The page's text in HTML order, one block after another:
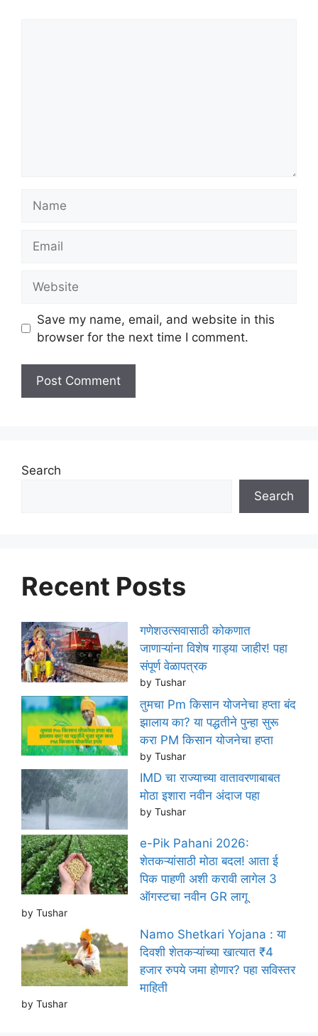
Save my name, email, and website in this
browser for the next time I comment.
Search
Search
Recent Posts
गणेशउत्सवासाठी कोकणात
जाणाऱ्यांना विशेष गाड्या जाहीर! पहा
संपूर्ण वेळापत्रक
by Tushar
तुमचा Pm किसान योजनेचा हप्ता बंद
झालाय का? या पद्धतीने पुन्हा सुरू
करा PM किसान योजनेचा हप्ता
by Tushar
IMD चा राज्याच्या वातावरणाबाबत
मोठा इशारा नवीन अंदाज पहा
by Tushar
e-Pik Pahani 2026:
शेतकऱ्यांसाठी मोठा बदल! आता ई
पिक पाहणी अशी करावी लागेल 3
ऑगस्टचा नवीन GR लागू
by Tushar
Namo Shetkari Yojana : या
दिवशी शेतकऱ्यांच्या खात्यात ₹4
हजार रुपये जमा होणार? पहा सविस्तर
माहिती
by Tushar